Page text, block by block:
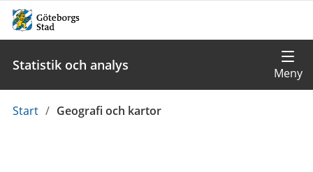
Statistik och analys
Du
Start / Geografi och kartor